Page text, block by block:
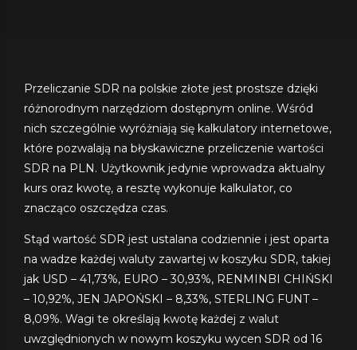
Przeliczanie SDR na polskie złote jest prostsze dzięki
różnorodnym narzędziom dostępnym online. Wśród
nich szczególnie wyróżniają się kalkulatory internetowe,
które pozwalają na błyskawiczne przeliczenie wartości
SDR na PLN. Użytkownik jedynie wprowadza aktualny
kurs oraz kwotę, a resztę wykonuje kalkulator, co
znacząco oszczędza czas.
Stąd wartość SDR jest ustalana codziennie i jest oparta
na wadze każdej waluty zawartej w koszyku SDR, takiej
jak USD – 41,73%, EURO – 30,93%, RENMINBI CHIŃSKI
– 10,92%, JEN JAPOŃSKI – 8,33%, STERLING FUNT –
8,09%. Wagi te określają kwotę każdej z walut
uwzględnionych w nowym koszyku wycen SDR od 16